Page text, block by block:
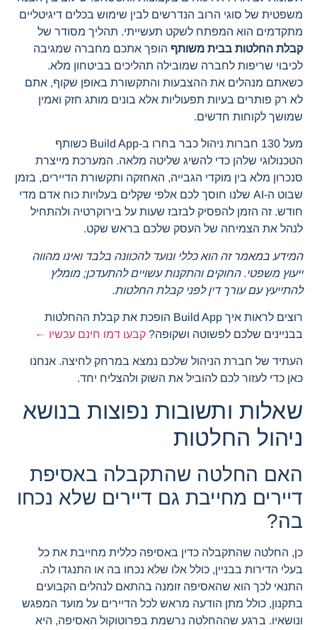
משפטית של סוגי הרוב הנדרשים לבין שימוש בכלים דיגיטליים
מתקדמים הוא המפתח לשקט תעשייתי. תהליך מסודר של
קבלת החלטות בבית משותף הופך אתכם מחברה שמגיבה
לכיבוי שריפות לחברה שמובילה תהליכים בביטחון מלא.
כשאתם מנהלים את ההצבעות והתקשורת באופן שקוף, אתם
לא רק פותרים בעיות תפעוליות אלא בונים מותג חזק ואמין
שמושך לקוחות חדשים.
מעל 130 חברות ניהול כבר בחרו ב-Build App כשותף
הטכנולוגי שלהן כדי להשיג שליטה מלאה. המערכת מייצרת
סנכרון מלא בין מוקדי הגבייה, האחזקה ותקשורת הדיירים, בזמן
שבוט ה-AI שלנו חוסך לכם אלפי שקלים בעלויות כוח אדם מדי
חודש. זה הזמן להפסיק לבזבז שעות על בירוקרטיה ולהתחיל
לנהל את הצמיחה של העסק שלכם בראש שקט.
המידע במאמר זה הוא כללי ונועד להכוונה בלבד ואינו מהווה
ייעוץ משפטי. החוקים והתקנות עשויים להתעדכן; מומלץ
להתייעץ עם עורך דין לפני קבלת החלטות.
רוצים לראות איך Build App הופכת את קבלת ההחלטות
בבניינים שלכם לפשוטה ושקופה? קבעו דמו חינם עכשיו ←
העתיד של חברת הניהול שלכם נמצא במרחק לחיצה. אנחנו
כאן כדי לעזור לכם להוביל את השוק ולהצליח יחד.
שאלות ותשובות נפוצות בנושא
ניהול החלטות
האם החלטה שהתקבלה באסיפת
דיירים מחייבת גם דיירים שלא נכחו
בה?
כן, החלטה שהתקבלה כדין באסיפה כללית מחייבת את כל
בעלי הדירות בבניין, כולל אלו שלא נכחו בה או התנגדו לה.
התנאי לכך הוא שהאסיפה זומנה בהתאם לנהלים הקבועים
בתקנון, כולל מתן הודעה מראש לכל הדיירים על מועד המפגש
ונושאיו. ברגע שההחלטה נרשמת בפרוטוקול האסיפה, היא